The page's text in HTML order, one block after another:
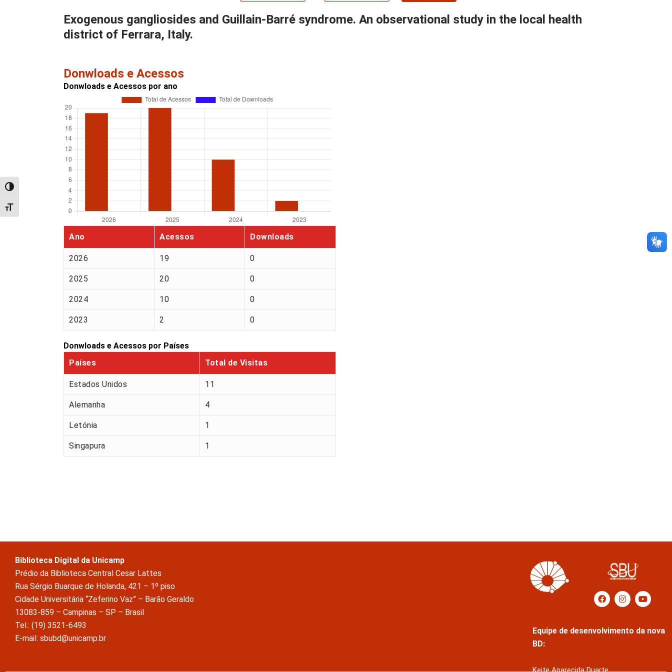
Alternar alto contraste
Alternar tamanho da fonte
Exogenous gangliosides and Guillain-Barré syndrome. An observational study in the local health
district of Ferrara, Italy.
Donwloads e Acessos
Donwloads e Acessos por ano
Ano Acessos Downloads
2026 19 0
2025 20 0
2024 10 0
2023 2 0
Donwloads e Acessos por Países
Países
Total de Visitas
Estados Unidos 11
Alemanha 4
Letónia 1
Singapura 1
Biblioteca Digital da Unicamp
Prédio da Biblioteca Central Cesar Lattes
Rua Sérgio Buarque de Holanda, 421 – 1º piso
Cidade Universitária “Zeferino Vaz” – Barão Geraldo
13083-859 – Campinas – SP – Brasil
Tel.: (19) 3521-6493
E-mail: sbubd@unicamp.br
Equipe de desenvolvimento da nova
BD:
Keite Aparecida Duarte